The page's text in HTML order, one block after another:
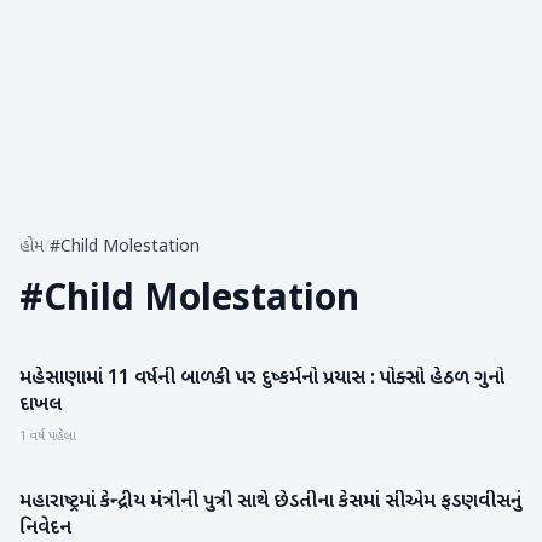
હોમ/#Child Molestation
#Child Molestation
મહેસાણા
મહેસાણામાં 11 વર્ષની બાળકી પર દુષ્કર્મનો પ્રયાસ : પોક્સો હેઠળ ગુનો
દાખલ
1 વર્ષ પહેલા
રાષ્ટ્રીય
મહારાષ્ટ્રમાં કેન્દ્રીય મંત્રીની પુત્રી સાથે છેડતીના કેસમાં સીએમ ફડણવીસનું
નિવેદન